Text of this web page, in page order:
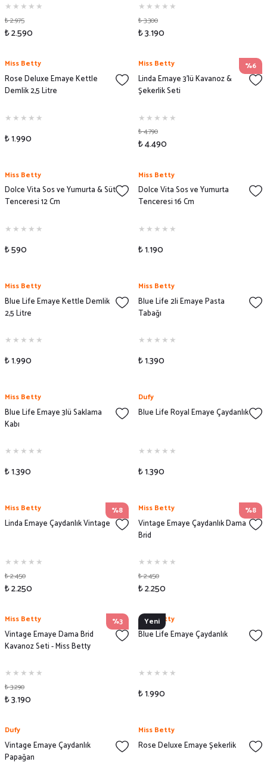
₺ 2.975
₺ 2.590
₺ 3.300
₺ 3.190
Miss Betty
Rose Deluxe Emaye Kettle
Demlik 2,5 Litre
₺ 1.990
%6
Miss Betty
Linda Emaye 3'lü Kavanoz &
Şekerlik Seti
₺ 4.790
₺ 4.490
Miss Betty
Dolce Vita Sos ve Yumurta & Süt
Tenceresi 12 Cm
₺ 590
Miss Betty
Dolce Vita Sos ve Yumurta
Tenceresi 16 Cm
₺ 1.190
Miss Betty
Blue Life Emaye Kettle Demlik
2,5 Litre
₺ 1.990
Miss Betty
Blue Life 2li Emaye Pasta
Tabağı
₺ 1.390
Miss Betty
Blue Life Emaye 3lü Saklama
Kabı
₺ 1.390
Dufy
Blue Life Royal Emaye Çaydanlık
₺ 1.390
%8
Miss Betty
Linda Emaye Çaydanlık Vintage
₺ 2.450
₺ 2.250
%8
Miss Betty
Vintage Emaye Çaydanlık Dama
Brid
₺ 2.450
₺ 2.250
%3
Miss Betty
Vintage Emaye Dama Brid
Kavanoz Seti - Miss Betty
₺ 3.290
₺ 3.190
Yeni
Miss Betty
Blue Life Emaye Çaydanlık
₺ 1.990
Dufy
Vintage Emaye Çaydanlık
Papağan
Miss Betty
Rose Deluxe Emaye Şekerlik